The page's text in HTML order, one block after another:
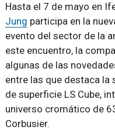
Hasta el 7 de mayo en
Jung participa en la
evento del sector de la
este encuentro, la
algunas de las
entre las que destaca
de superficie LS Cube,
universo cromático de
Corbusier.